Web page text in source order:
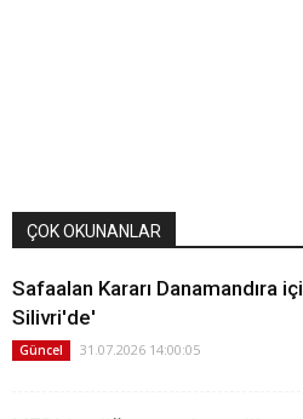
ÇOK OKUNANLAR
Safaalan Kararı Danamandıra
Silivri'de'
Güncel 31.07.2026 14:00:05